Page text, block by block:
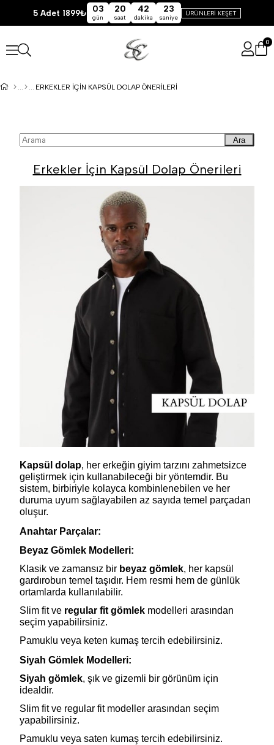
5 Adet 1899₺ 03
gün
20
saat
42
dakika
23
saniye
ÜRÜNLERİ KEŞET
0
ERKEKLER İÇIN KAPSÜL DOLAP ÖNERILERI
Ara
Erkekler İçin Kapsül Dolap Önerileri
Kapsül dolap, her erkeğin giyim tarzını zahmetsizce
geliştirmek için kullanabileceği bir yöntemdir. Bu
sistem, birbiriyle kolayca kombinlenebilen ve her
duruma uyum sağlayabilen az sayıda temel parçadan
oluşur.
Anahtar Parçalar:
Beyaz Gömlek Modelleri:
Klasik ve zamansız bir beyaz gömlek, her kapsül
gardırobun temel taşıdır. Hem resmi hem de günlük
ortamlarda kullanılabilir.
Slim fit ve regular fit gömlek modelleri arasından
seçim yapabilirsiniz.
Pamuklu veya keten kumaş tercih edebilirsiniz.
Siyah Gömlek Modelleri:
Siyah gömlek, şık ve gizemli bir görünüm için
idealdir.
Slim fit ve regular fit modeller arasından seçim
yapabilirsiniz.
Pamuklu veya saten kumaş tercih edebilirsiniz.